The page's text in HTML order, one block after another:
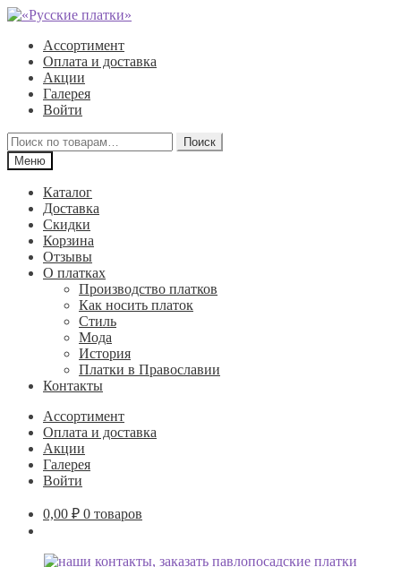
Перейти
навигации
Перейти
содержимому
Ассортимент
Оплата и доставка
Акции
Галерея
Войти
Искать:
Поиск
Меню
Каталог
Доставка
Скидки
Корзина
Отзывы
О платках
Производство платков
Как носить платок
Стиль
Мода
История
Платки в Православии
Контакты
Ассортимент
Оплата и доставка
Акции
Галерея
Войти
0,00 ₽ 0 товаров